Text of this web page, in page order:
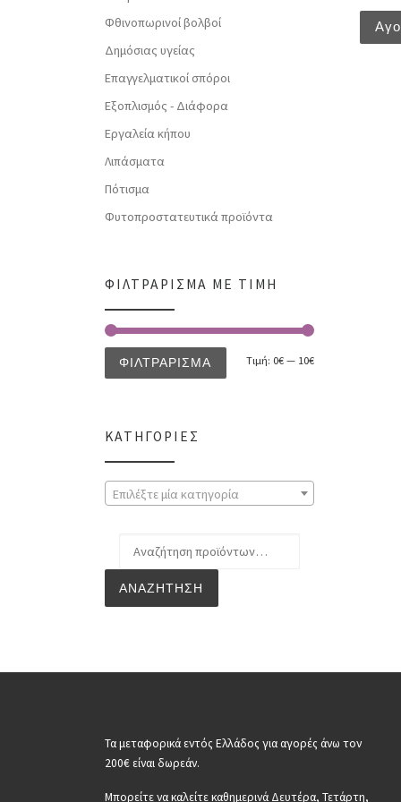
Φθινοπωρινοί βολβοί
Δημόσιας υγείας
Επαγγελματικοί σπόροι
Εξοπλισμός - Διάφορα
Εργαλεία κήπου
Λιπάσματα
Πότισμα
Φυτοπροστατευτικά προϊόντα
ΦΙΛΤΡΆΡΙΣΜΑ ΜΕ ΤΙΜΉ
ΦΙΛΤΡΆΡΙΣΜΑ Τιμή: 0€ — 10€
ΚΑΤΗΓΟΡΊΕΣ
Επιλέξτε μία κατηγορία
ΑΝΑΖΉΤΗΣΗ
Τα μεταφορικά εντός Ελλάδος για αγορές άνω τον
200€ είναι δωρεάν.
Μπορείτε να καλείτε καθημερινά Δευτέρα, Τετάρτη,